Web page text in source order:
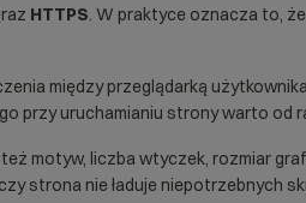
HTTPS. W praktyce oznacza to,
między przeglądarką
przy uruchamianiu strony warto od
motyw, liczba wtyczek, rozmiar
strona nie ładuje niepotrzebnych